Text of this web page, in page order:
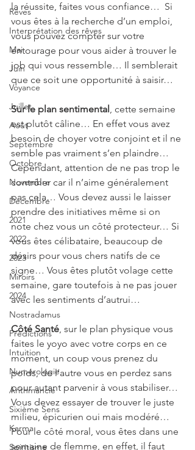
Rêves
Interprétation des rêves
Mai
Juin
Voyance
Juillet
Août
Septembre
Octobre
Novembre
Décembre
2021
2022
2023
Miroirs
2024
Nostradamus
Prédictions
Intuition
Numérologie
Arithmancie
Sixième Sens
Karma
Spiritisme
la réussite, faites vous confiance…  Si
vous êtes à la recherche d’un emploi,
vous pouvez compter sur votre
entourage pour vous aider à trouver le
job qui vous ressemble… Il semblerait
que ce soit une opportunité à saisir…
Sur le plan sentimental , cette semaine
est plutôt câline… En effet vous avez
besoin de choyer votre conjoint et il ne
semble pas vraiment s’en plaindre…
Cependant, attention de ne pas trop le
contrôler car il n’aime généralement
pas cela… Vous devez aussi le laisser
prendre des initiatives même si on
note chez vous un côté protecteur… Si
vous êtes célibataire, beaucoup de
désirs pour vous chers natifs de ce
signe… Vous êtes plutôt volage cette
semaine, gare toutefois à ne pas jouer
avec les sentiments d’autrui…
Côté Santé, sur le plan physique vous
faites le yoyo avec votre corps en ce
moment, un coup vous prenez du
poids, de l’autre vous en perdez sans
pour autant parvenir à vous stabiliser…
Vous devez essayer de trouver le juste
milieu, épicurien oui mais modéré…
Pour le côté moral, vous êtes dans une
semaine de flemme, en effet, il faut